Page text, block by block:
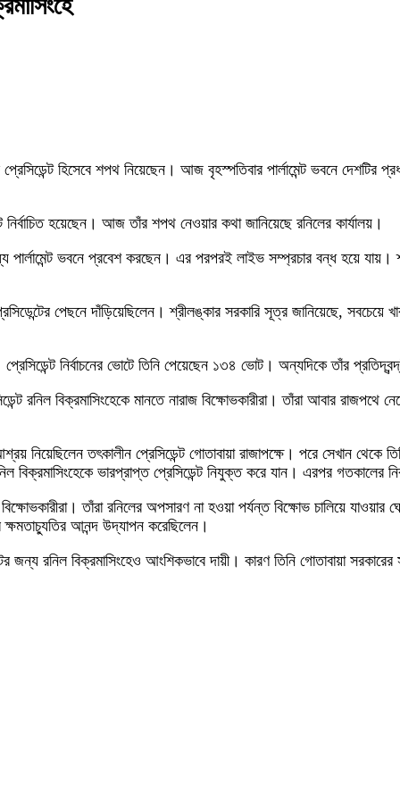
হিসেবে শপথ নিয়েছেন। আজ বৃহস্পতিবার পার্লামেন্ট ভবনে দেশটির
হয়েছেন। আজ তাঁর শপথ নেওয়ার কথা জানিয়েছে রনিলের কার্যালয়।
পার্লামেন্ট ভবনে প্রবেশ করছেন। এর পরপরই লাইভ সম্প্রচার বন্ধ হয়ে
পেছনে দাঁড়িয়েছিলেন। শ্রীলঙ্কার সরকারি সূত্র জানিয়েছে,
প্রেসিডেন্ট নির্বাচনের ভোটে তিনি পেয়েছেন ১৩৪ ভোট। অন্যদিকে তাঁর
বিক্রমাসিংহেকে মানতে নারাজ বিক্ষোভকারীরা। তাঁরা আবার রাজপথে
নিয়েছিলেন তৎকালীন প্রেসিডেন্ট গোতাবায়া রাজাপক্ষে। পরে সেখান থেকে
ভারপ্রাপ্ত প্রেসিডেন্ট নিযুক্ত করে যান। এরপর গতকালের
বিক্ষোভকারীরা। তাঁরা রনিলের অপসারণ না হওয়া পর্যন্ত বিক্ষোভ চালিয়ে
ক্ষমতাচ্যুতির আনন্দ উদ্‌যাপন করেছিলেন।
রনিল বিক্রমাসিংহেও আংশিকভাবে দায়ী। কারণ তিনি গোতাবায়া